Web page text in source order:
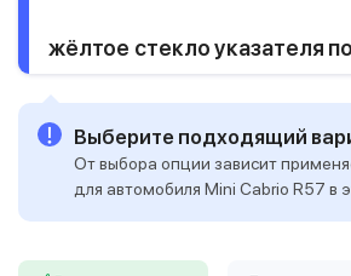
жёлтое стекло указателя
Выберите подходящий
От выбора опции зависит
для автомобиля Mini Cabrio R57 в